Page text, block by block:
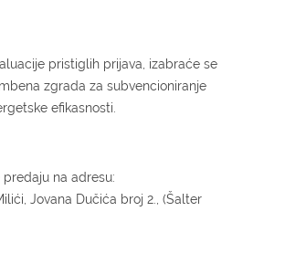
pristiglih prijava, izabraće se
zgrada za subvencioniranje
efikasnosti.
predaju na adresu:
Jovana Dučića broj 2., (Šalter